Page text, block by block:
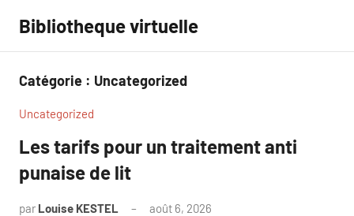
contenu
Bibliotheque virtuelle
Catégorie : Uncategorized
Uncategorized
Les tarifs pour un traitement anti
punaise de lit
par Louise KESTEL août 6, 2026